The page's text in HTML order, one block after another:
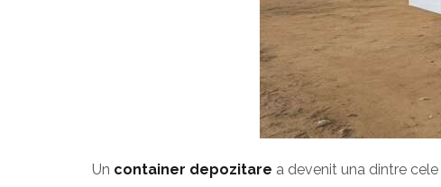
Un container depozitare a devenit una dintre